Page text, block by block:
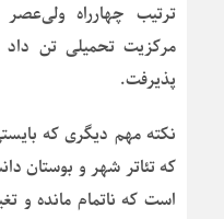
ترتیب چهارراه
مرکزیت تحمیلی تن داد
پذیرفت.
نکته مهم دیگری که
که تئاتر شهر و بوستان
است که ناتمام مانده و